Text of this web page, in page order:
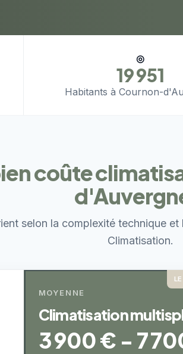
◎
19 951
Habitants à Cournon-
coûte
selon la complexité technique
Climatisation.
MOYENNE
Climatisation
3 900 € - 7